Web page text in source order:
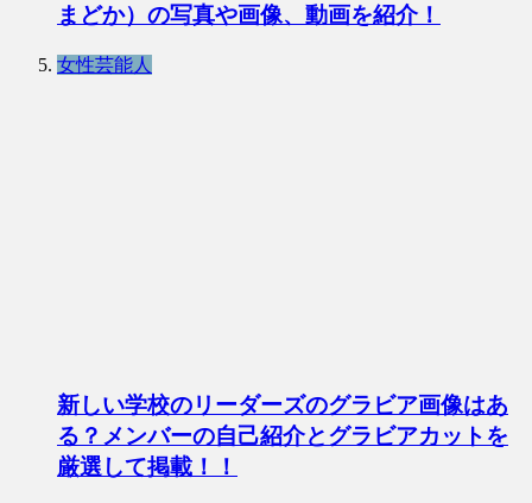
まどか）の写真や画像、動画を紹介！
女性芸能人
新しい学校のリーダーズのグラビア画像はあ
る？メンバーの自己紹介とグラビアカットを
厳選して掲載！！